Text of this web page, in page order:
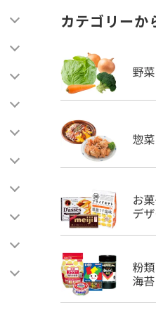
カテゴリーか